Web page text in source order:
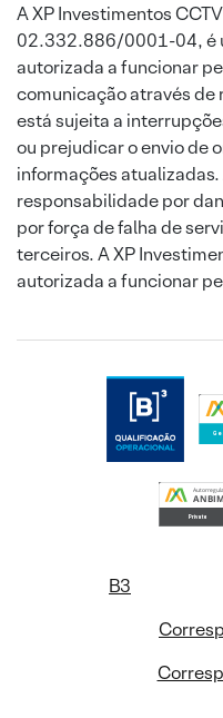
A XP Investimentos
02.332.886/0001-04, é
autorizada a funcionar
comunicação através
está sujeita a
ou prejudicar o envio de
informações
responsabilidade por
por força de falha de
terceiros. A XP
autorizada a funcionar
B3